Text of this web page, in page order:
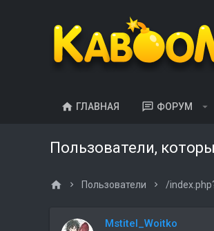
ГЛАВНАЯ ФОРУМ
Пользователи,
Пользователи /
Mstitel_Woitko